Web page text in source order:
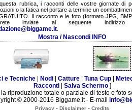
rubrica, i racconti delle vostre giornate di
o la fatica nel portare a termine un
Il racconto e le foto (formato JPG,
inviare al seguente indirizzo
Mostra / Nascondi INFO
e Tecniche Nodi Catture Tuna Cup
Racconti| Salva Schermo]
riproduzione totale o parziale di testo e foto
© 2000-2016 Biggame.it - E-mail
Privacy - Disclaimer - Credits